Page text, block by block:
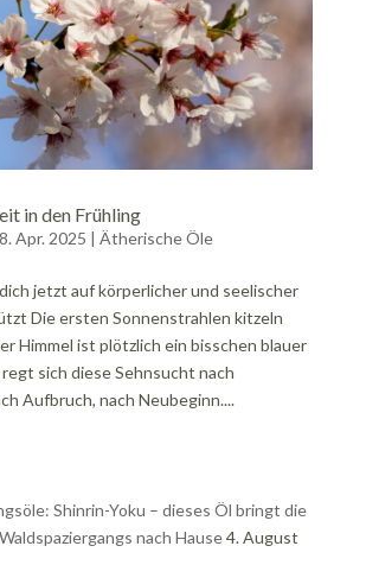
in den Frühling
Apr. 2025 | Ätherische Öle
jetzt auf körperlicher und seelischer
Die ersten Sonnenstrahlen kitzeln
Himmel ist plötzlich ein bisschen blauer
sich diese Sehnsucht nach
Aufbruch, nach Neubeginn....
Shinrin-Yoku – dieses Öl bringt die
nach Hause4. August